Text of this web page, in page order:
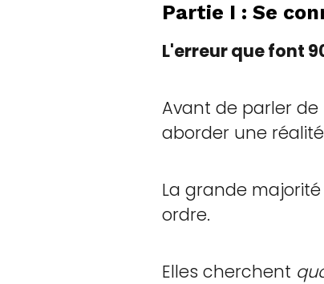
Partie I : Se
L'erreur que font
Avant de parler
aborder une
La grande
ordre.
Elles cherchent